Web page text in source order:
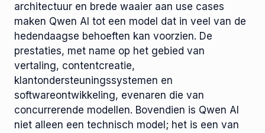
architectuur en brede waaier aan use cases
maken Qwen AI tot een model dat in veel van de
hedendaagse behoeften kan voorzien. De
prestaties, met name op het gebied van
vertaling, contentcreatie,
klantondersteuningssystemen en
softwareontwikkeling, evenaren die van
concurrerende modellen. Bovendien is Qwen AI
niet alleen een technisch model; het is een van